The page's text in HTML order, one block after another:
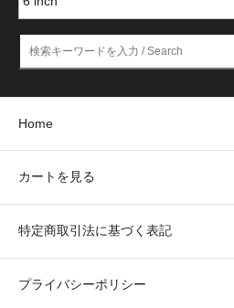
Home
カートを見る
特定商取引法に基づく表記
プライバシーポリシー